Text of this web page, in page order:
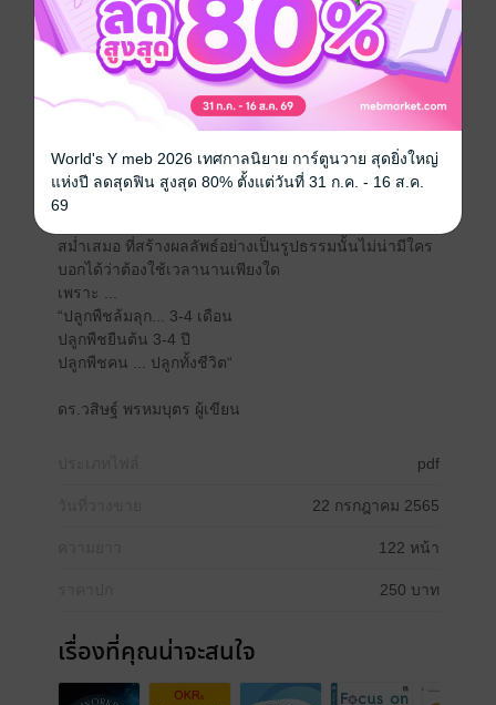
ทักษะ (Skillset) และการประยุกต์ใช้กับเทคนิค วิธีการ
(Toolset) ให้เหมาะสมกับวัตถุประสงค์และ
ผลลัพธ์สำคัญหรือ OKRs ที่เราต้องการ ซึ่งผู้เขียนได้นำ
เสนอใน “BEYOND OKRs : เครื่องมือ และเทคนิคสร้าง
ผลลัพธ์ทวีแบบ 10 เท่า ในทุกด้านของชีวิตและธุรกิจการ
อย่างไรก็ตามหนังสือเล่มนี้อาจทำหน้าที่ช่วยจุดประกาย
และเป็นเสมือนเพื่อร่วมเส้นทางการพัฒนาตนเอง หรือ
สม่ำเสมอ ที่สร้างผลลัพธ์อย่างเป็นรูปธรรมนั้นไม่น่ามีใคร
บอกได้ว่าต้องใช้เวลานานเพียงใด
เพราะ ...
“ปลูกพืชล้มลุก... 3-4 เดือน
ปลูกพืชยืนต้น 3-4 ปี
ปลูกพืชคน ... ปลูกทั้งชีวิต“
ดร.วสิษฐ์ พรหมบุตร ผู้เขียน
pdf
22 กรกฎาคม 2565
122 หน้า
250 บาท
เรื่องที่คุณน่าจะสนใจ
World's Y meb 2026 เทศกาลนิยาย การ์ตูนวาย สุดยิ่งใหญ่
แห่งปี ลดสุดฟิน สูงสุด 80% ตั้งแต่วันที่ 31 ก.ค. - 16 ส.ค.
69